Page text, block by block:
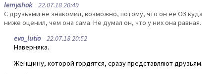
lemyshok22.07.18 20:49
С друзьями не знакомил, возможно, потому, что он ее ОЗ куда
ниже оценил, чем она сама. Не думал он, что у них она равная.
evo_lutio22.07.18 20:52
Наверняка.
Женщину, которой гордятся, сразу представляют друзьям.